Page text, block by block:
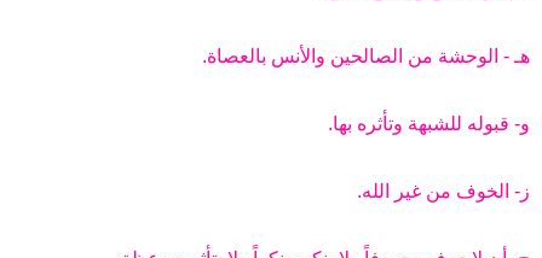
هـ - الوحشة من الصالحين والأنس بالعصاة.
و- قبوله للشبهة وتأثره بها.
ز- الخوف من غير الله.